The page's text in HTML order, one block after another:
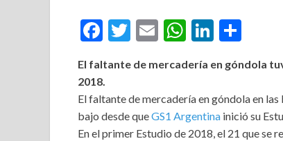
Facebook
Twitter
EmailWhatsApp
LinkedIn
El faltante de mercadería en góndola
2018.
El faltante de mercadería en góndola en
bajo desde queGS1 Argentina inició su
En el primer Estudio de 2018, el 21 que se